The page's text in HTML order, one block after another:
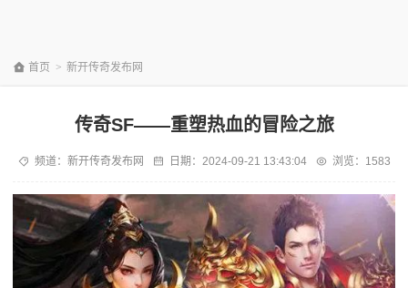
首页 > 新开传奇发布网
传奇SF——重塑热血的冒险之旅
频道： 新开传奇发布网 日期： 2024-09-21 13:43:04 浏览：1583